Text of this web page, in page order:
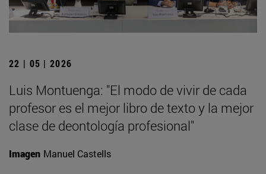
22 | 05 | 2026
Luis Montuenga: "El modo de vivir de cada
profesor es el mejor libro de texto y la mejor
clase de deontología profesional"
Imagen Manuel Castells